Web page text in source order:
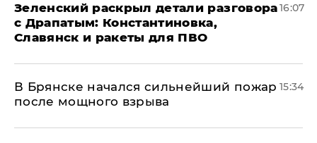
​Зеленский раскрыл детали разговора
с Драпатым: Константиновка,
Славянск и ракеты для ПВО
16:07
В Брянске начался сильнейший пожар
после мощного взрыва
15:34